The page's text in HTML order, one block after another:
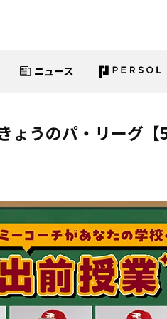
ニュース
ょうのパ・リーグ